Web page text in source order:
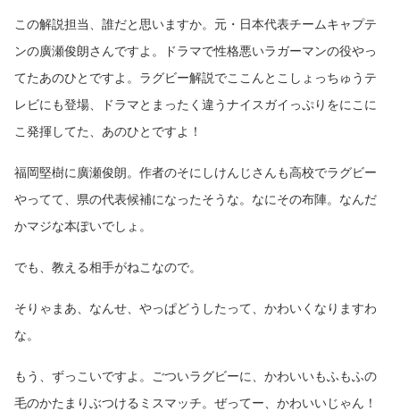
この解説担当、誰だと思いますか。元・日本代表チームキャプテ
ンの廣瀬俊朗さんですよ。ドラマで性格悪いラガーマンの役やっ
てたあのひとですよ。ラグビー解説でここんとこしょっちゅうテ
レビにも登場、ドラマとまったく違うナイスガイっぷりをにこに
こ発揮してた、あのひとですよ！
福岡堅樹に廣瀬俊朗。作者のそにしけんじさんも高校でラグビー
やってて、県の代表候補になったそうな。なにその布陣。なんだ
かマジな本ぽいでしょ。
でも、教える相手がねこなので。
そりゃまあ、なんせ、やっぱどうしたって、かわいくなりますわ
な。
もう、ずっこいですよ。ごついラグビーに、かわいいもふもふの
毛のかたまりぶつけるミスマッチ。ぜってー、かわいいじゃん！